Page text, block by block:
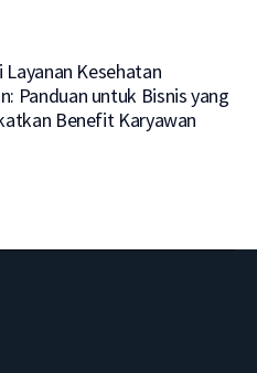
Layanan Kesehatan
Panduan untuk Bisnis yang
Benefit Karyawan